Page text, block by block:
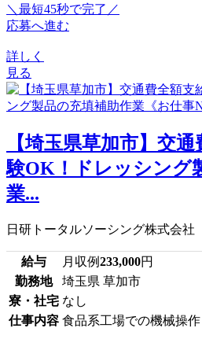
＼最短45秒で完了／
応募へ進む
詳しく
見る
【埼玉県草加市】交
験OK！ドレッシング
業...
日研トータルソーシング株式会社
給与 月収例233,000円
勤務地
埼玉県 草加市
寮・社宅 なし
仕事内容 食品系工場での機械操